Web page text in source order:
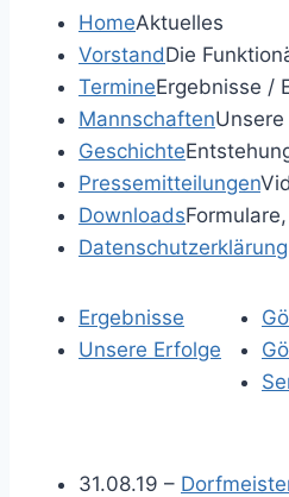
HomeAktuelles
VorstandDie
TermineErgebnisse /
Mannschaften
Geschichte
Pressemitteilungen
Downloads
Datenschutzerklärung
Ergebnisse
Unsere Erfolge
31.08.19 –